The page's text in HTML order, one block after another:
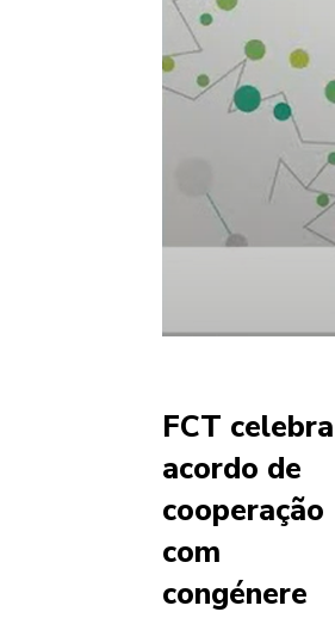
FCT celebra
acordo de
cooperação
com
congénere